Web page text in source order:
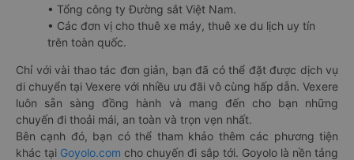
• Tổng công ty Đường sắt Việt Nam.
• Các đơn vị cho thuê xe máy, thuê xe du lịch uy tín
trên toàn quốc.
Chỉ với vài thao tác đơn giản, bạn đã có thể đặt được dịch vụ
di chuyển tại Vexere với nhiều ưu đãi vô cùng hấp dẫn. Vexere
luôn sẵn sàng đồng hành và mang đến cho bạn những
chuyến đi thoải mái, an toàn và trọn vẹn nhất.
Bên cạnh đó, bạn có thể tham khảo thêm các phương tiện
khác tại Goyolo.com cho chuyến đi sắp tới. Goyolo là nền tảng